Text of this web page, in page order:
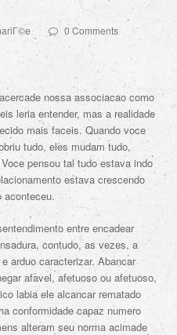
0 Comments
nossa associacao como
leria entender, mas a realidade
mais faceis. Quando voce
tudo, eles mudam tudo,
pensou tal tudo estava indo
estava crescendo
aconteceu.
entre encadear
contudo, as vezes, a
arduo caracterizar. Abancar
afavel, afetuoso ou afetuoso,
labia ele alcancar rematado
conformidade capaz numero
alteram seu norma acimade